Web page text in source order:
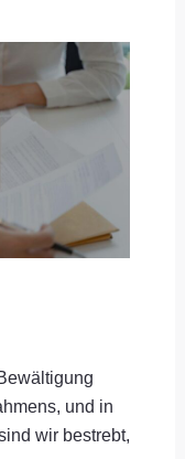
und in
wir bestrebt,